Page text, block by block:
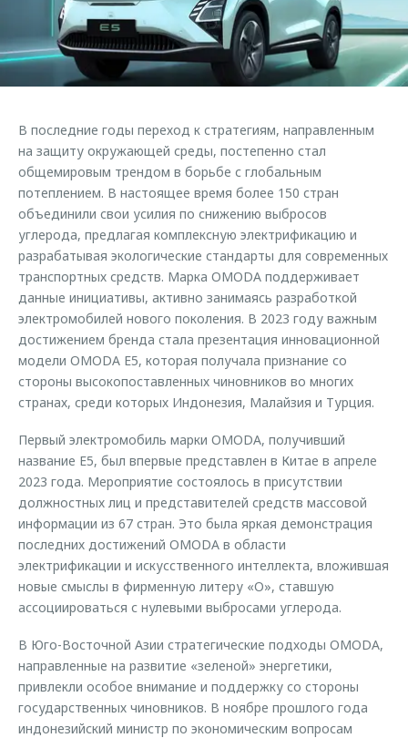
Страхование
Кредитный калькулятор
Аксессуары
Оригинальные аксессуары
Запчасти
Трейд-ин
Калькулятор трейд-ин
Клиентская поддержка
O&J Автоклуб
Клуб владельцев OMODA
Аксессуары
Одежда и сувениры
Оригинальные аксессуары
Запчасти
Обратная связь
В последние годы переход к стратегиям, направленным
на защиту окружающей среды, постепенно стал
общемировым трендом в борьбе с глобальным
потеплением. В настоящее время более 150 стран
объединили свои усилия по снижению выбросов
углерода, предлагая комплексную электрификацию и
разрабатывая экологические стандарты для современных
транспортных средств. Марка OMODA поддерживает
данные инициативы, активно занимаясь разработкой
электромобилей нового поколения. В 2023 году важным
достижением бренда стала презентация инновационной
модели OMODA E5, которая получала признание со
стороны высокопоставленных чиновников во многих
странах, среди которых Индонезия, Малайзия и Турция.
Первый электромобиль марки OMODA, получивший
название E5, был впервые представлен в Китае в апреле
2023 года. Мероприятие состоялось в присутствии
должностных лиц и представителей средств массовой
информации из 67 стран. Это была яркая демонстрация
последних достижений OMODA в области
электрификации и искусственного интеллекта, вложившая
новые смыслы в фирменную литеру «О», ставшую
ассоциироваться с нулевыми выбросами углерода.
В Юго-Восточной Азии стратегические подходы OMODA,
направленные на развитие «зеленой» энергетики,
привлекли особое внимание и поддержку со стороны
государственных чиновников. В ноябре прошлого года
индонезийский министр по экономическим вопросам